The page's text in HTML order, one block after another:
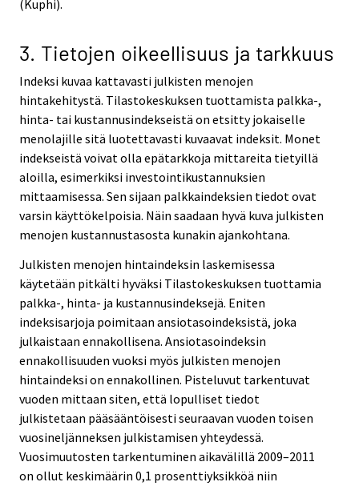
(Kuphi).
3. Tietojen oikeellisuus ja tarkkuus
Indeksi kuvaa kattavasti julkisten menojen
hintakehitystä. Tilastokeskuksen tuottamista palkka-,
hinta- tai kustannusindekseistä on etsitty jokaiselle
menolajille sitä luotettavasti kuvaavat indeksit. Monet
indekseistä voivat olla epätarkkoja mittareita tietyillä
aloilla, esimerkiksi investointikustannuksien
mittaamisessa. Sen sijaan palkkaindeksien tiedot ovat
varsin käyttökelpoisia. Näin saadaan hyvä kuva julkisten
menojen kustannustasosta kunakin ajankohtana.
Julkisten menojen hintaindeksin laskemisessa
käytetään pitkälti hyväksi Tilastokeskuksen tuottamia
palkka-, hinta- ja kustannusindeksejä. Eniten
indeksisarjoja poimitaan ansiotasoindeksistä, joka
julkaistaan ennakollisena. Ansiotasoindeksin
ennakollisuuden vuoksi myös julkisten menojen
hintaindeksi on ennakollinen. Pisteluvut tarkentuvat
vuoden mittaan siten, että lopulliset tiedot
julkistetaan pääsääntöisesti seuraavan vuoden toisen
vuosineljänneksen julkistamisen yhteydessä.
Vuosimuutosten tarkentuminen aikavälillä 2009–2011
on ollut keskimäärin 0,1 prosenttiyksikköä niin